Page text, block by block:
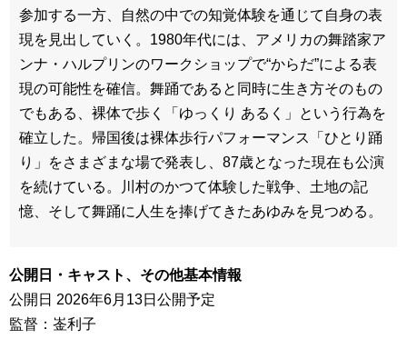
参加する一方、自然の中での知覚体験を通じて自身の表
現を見出していく。1980年代には、アメリカの舞踏家ア
ンナ・ハルプリンのワークショップで“からだ”による表
現の可能性を確信。舞踊であると同時に生き方そのもの
でもある、裸体で歩く「ゆっくり あるく」という行為を
確立した。帰国後は裸体歩行パフォーマンス「ひとり踊
り」をさまざまな場で発表し、87歳となった現在も公演
を続けている。川村のかつて体験した戦争、土地の記
憶、そして舞踊に人生を捧げてきたあゆみを見つめる。
公開日・キャスト、その他基本情報
公開日 2026年6月13日公開予定
監督：崟利子